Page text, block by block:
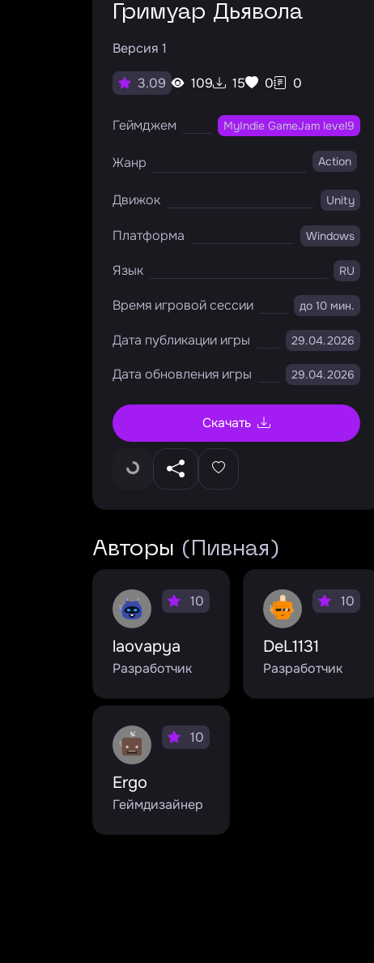
Гримуар Дьявола
Версия 1
3.09 109 15 0 0
Геймджем MyIndie GameJam level9
Жанр Action
Движок Unity
Платформа Windows
Язык RU
Время игровой сессии до 10 мин.
Дата публикации игры 29.04.2026
Дата обновления игры 29.04.2026
Скачать
Авторы (Пивная)
laovapya
Разработчик
10
DeL1131
Разработчик
10
Ergo
Геймдизайнер
10